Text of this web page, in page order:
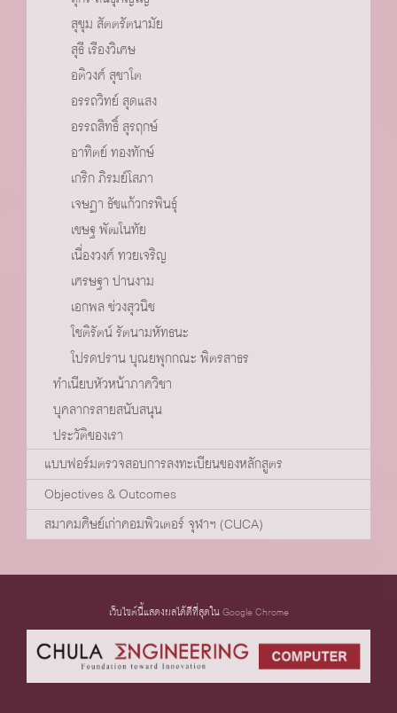
สุขุม สัตตรัตนามัย
สุธี เรืองวิเศษ
อติวงศ์ สุชาโต
อรรถวิทย์ สุดแสง
อรรถสิทธิ์ สุรฤกษ์
อาทิตย์ ทองทักษ์
เกริก ภิรมย์โสภา
เจษฏา ธัชแก้วกรพินธ์ุ
เชษฐ พัฒโนทัย
เนื่องวงศ์ ทวยเจริญ
เศรษฐา ปานงาม
เอกพล ช่วงสุวนิช
โชติรัตน์ รัตนามหัทธนะ
โปรดปราน บุณยพุกกณะ พิตรสาธร
ทำเนียบหัวหน้าภาควิชา
บุคลากรสายสนับสนุน
ประวัติของเรา
แบบฟอร์มตรวจสอบการลงทะเบียนของหลักสูตร
Objectives & Outcomes
สมาคมศิษย์เก่าคอมพิวเตอร์ จุฬาฯ (CUCA)
เว็บไซต์นี้แสดงผลได้ดีที่สุดในGoogle Chrome